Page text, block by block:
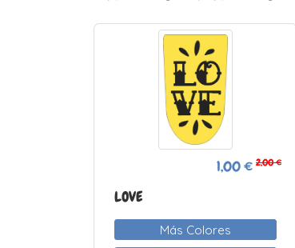
1,00 € 2,00 €
LOVE
Más Colores